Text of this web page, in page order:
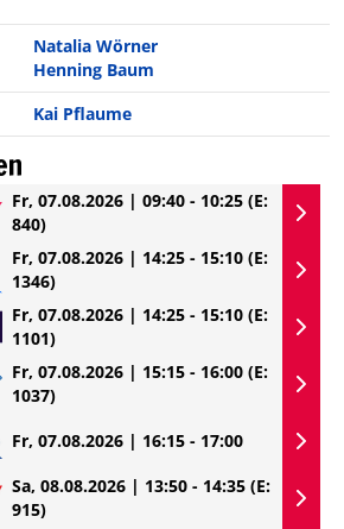
Natalia Wörner
Henning Baum
Kai Pflaume
Fr, 07.08.2026 | 09:40 - 10:25 (E:
840)
Fr, 07.08.2026 | 14:25 - 15:10 (E:
1346)
Fr, 07.08.2026 | 14:25 - 15:10 (E:
1101)
Fr, 07.08.2026 | 15:15 - 16:00 (E:
1037)
Fr, 07.08.2026 | 16:15 - 17:00
Sa, 08.08.2026 | 13:50 - 14:35 (E:
915)